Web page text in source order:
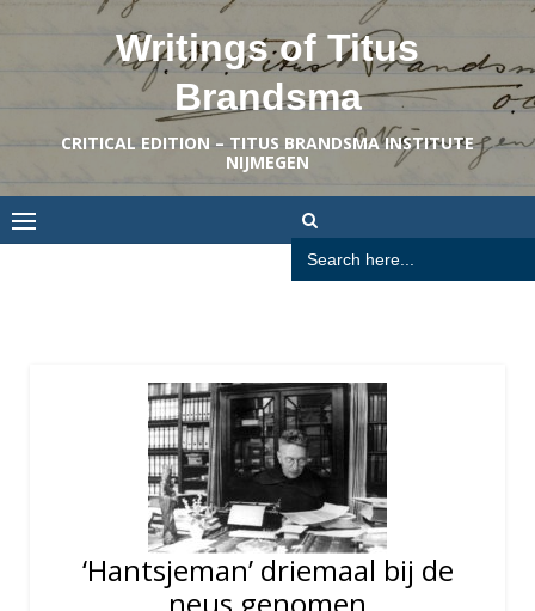
Writings of Titus
Brandsma
CRITICAL EDITION – TITUS BRANDSMA INSTITUTE
NIJMEGEN
Search
for:
‘Hantsjeman’ driemaal bij de